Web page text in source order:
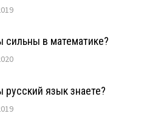
сильны в математике?
русский язык знаете?